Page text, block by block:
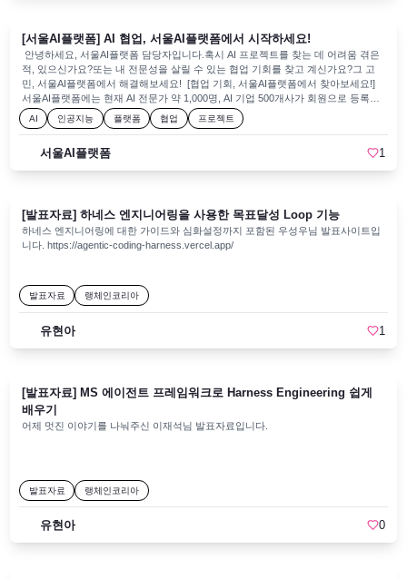
구매비 지원무제한 간식과 커피1:1 전담 잡코디 취업 상담 ✅ 수강 전 확인 사항 ✅
교육 장소: 서울특별시 서초구 신반포로 지하 188 청년취업사관학교 서초캠퍼스
(고속터미널역 3번/4번출구 개찰구 통과 후 도보 1분 이내)교육 기간: 2026. 06. 29
~ 2026. 10. 12지원 기간: ~ 2026. 05. 31신청 대상: 만 15세 이상 서울 시민 또는 서
울 거소자/서울 소재 대학(원)생 및 졸업생/서울 소재 기업 근무 경력자정원: 30명
문의: http://pf.kakao.com/_BxhXgG 과정 신청하기(클릭)
[서울AI플랫폼] AI 협업, 서울AI플랫폼에서 시작하세요!
안녕하세요, 서울AI플랫폼 담당자입니다.혹시 AI 프로젝트를 찾는 데 어려움 겪은
적, 있으신가요?또는 내 전문성을 살릴 수 있는 협업 기회를 찾고 계신가요?그 고
민, 서울AI플랫폼에서 해결해보세요! [협업 기회, 서울AI플랫폼에서 찾아보세요!]
서울AI플랫폼에는 현재 AI 전문가 약 1,000명, AI 기업 500개사가 회원으로 등록되
어 있어,다양한 도메인의 AI 전문가·기업에게 직접 협업 제안을 하실 수 있습니
다.AI 프로젝트·공모전·경진대회·위원 모집 등, 지금 바로 협업 제안을 해보세
동할 수 있어요.👨‍🏫 전문가 협업 : 키워드 검색 > 프로필 조회 > '협업 제안하기' 버
튼 클릭🏢 기업 협업 : 키워드 검색 > 프로필 조회 > '협업 제안하기' 버튼 클릭🤝 프
자체 최초로 구축한 AI 전문 협업 플랫폼으로, 지난 4월 15일(수)에 공식 오픈했습
니다.🔎어떤 회원들이 등록되어 있나요? > AI 전문가(교수·연구원·직장인 등), AI
기업(AI 분야 기술·솔루션·비즈니스 보유 등) 회원이 등록되어 있습니다. AI 전
AI 관련 학과 재학/졸업, 또는 AI 분야 경력·활동·연구 2년 이상 보유 중 1가지 조건
을 충족해야 하며, 프로필 작성 및 승인 처리 후 AI 전문가로 활동하실 수 있습
니다.🔎AI 전문가·기업·협업 이외에, 다른 콘텐츠도 있나요? > 국내외 AI 관련 보
도자료 수집·요약을 제공하는 AI 정책, 실무에 활용 가능한 AI 툴 정보를 제공
AI 인공지능 플랫폼 협업 프로젝트
서울AI플랫폼 1
[발표자료] 하네스 엔지니어링을 사용한 목표달성 Loop 기능
하네스 엔지니어링에 대한 가이드와 심화설정까지 포함된 우성우님 발표사이트입
니다. https://agentic-coding-harness.vercel.app/
발표자료 랭체인코리아
유현아 1
[발표자료] MS 에이전트 프레임워크로 Harness Engineering 쉽게
배우기
어제 멋진 이야기를 나눠주신 이재석님 발표자료입니다.
발표자료 랭체인코리아
유현아 0